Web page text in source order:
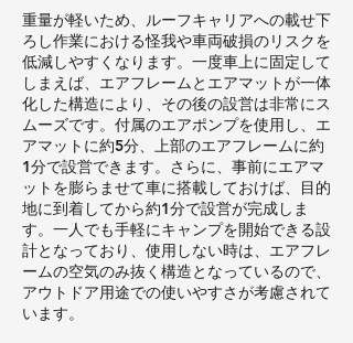
重量が軽いため、ルーフキャリアへの載せ下
ろし作業における怪我や車両破損のリスクを
低減しやすくなります。一度車上に固定して
しまえば、エアフレームとエアマットが一体
化した構造により、その後の設営は非常にス
ムーズです。付属のエアポンプを使用し、エ
アマットに約5分、上部のエアフレームに約
1分で設営できます。さらに、事前にエアマ
ットを膨らませて車に搭載しておけば、目的
地に到着してから約1分で設営が完成しま
す。一人でも手軽にキャンプを開始できる設
計となっており、使用しない時は、エアフレ
ームの空気のみ抜く構造となっているので、
アウトドア用途での使いやすさが考慮されて
います。